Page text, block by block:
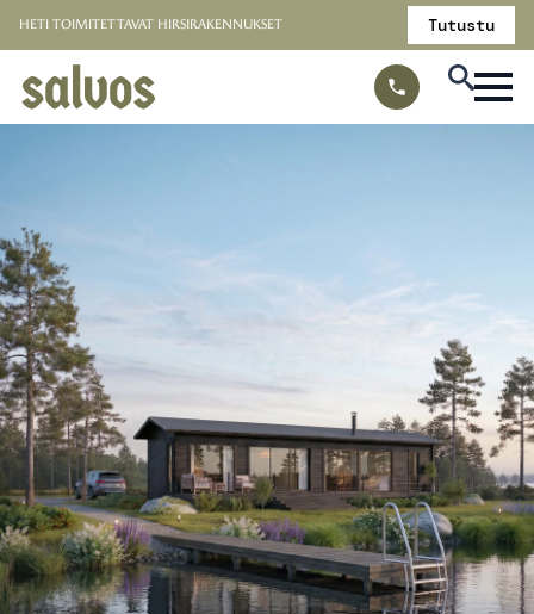
HETI TOIMITETTAVAT HIRSIRAKENNUKSET Tutustu